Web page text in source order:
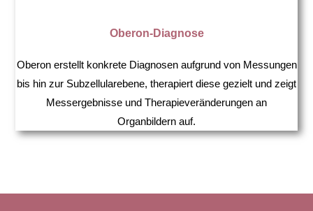
Oberon-Diagnose
Oberon erstellt konkrete Diagnosen aufgrund von Messungen
bis hin zur Subzellularebene, therapiert diese gezielt und zeigt
Messergebnisse und Therapieveränderungen an
Organbildern auf.